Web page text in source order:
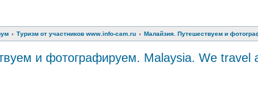
Туризм от участников www.info-cam.ru Малайзия. Путешествуем и
и фотографируем. Malaysia. We travel